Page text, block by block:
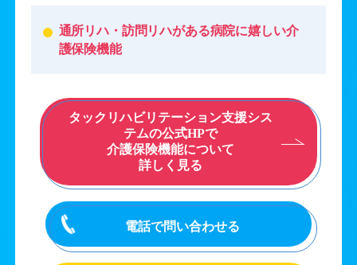
通所リハ・訪問リハがある病院に嬉しい介
護保険機能
タックリハビリテーション支援シス
テムの公式HPで
介護保険機能について
詳しく見る
電話で問い合わせる